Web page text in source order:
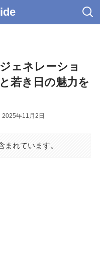
ェネレーショ
若き日の魅力を
2025年11月2日
れています。